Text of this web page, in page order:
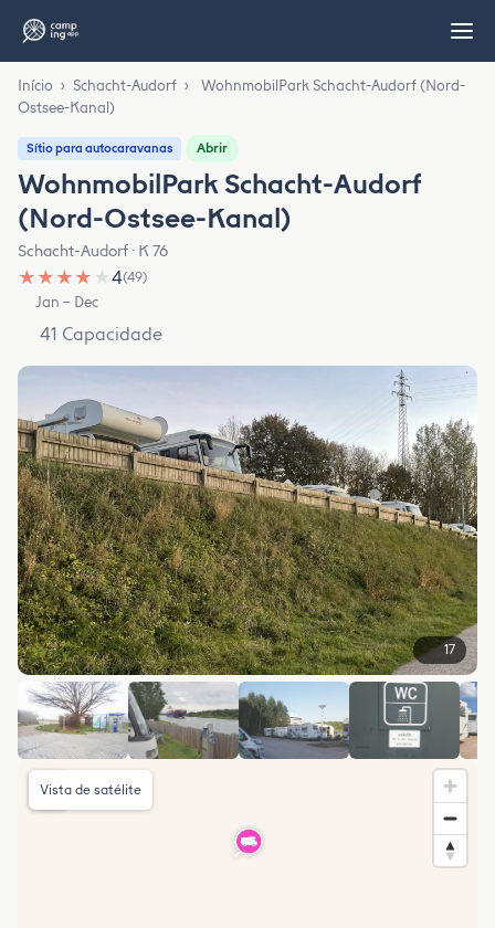
Início › Schacht-Audorf ›
WohnmobilPark Schacht-Audorf (Nord-
Ostsee-Kanal)
Sítio para autocaravanas Abrir
WohnmobilPark Schacht-Audorf
(Nord-Ostsee-Kanal)
Schacht-Audorf · K 76
★ ★ ★ ★ ★4(49)
Jan – Dec
41 Capacidade
17
Vista de satélite